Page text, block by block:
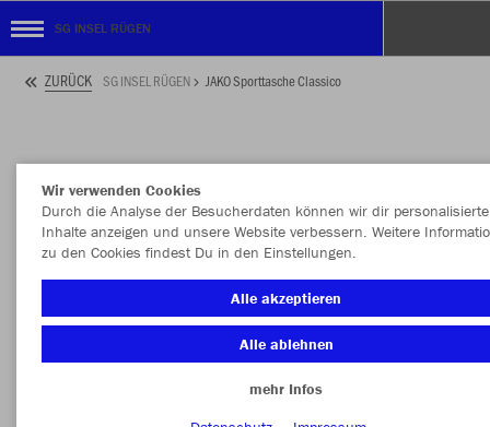
SG INSEL RÜGEN
ZURÜCK SG INSEL RÜGEN JAKO Sporttasche Classico
Wir verwenden Cookies
Durch die Analyse der Besucherdaten können wir dir personalisierte
Inhalte anzeigen und unsere Website verbessern. Weitere
zu den Cookies findest Du in den Einstellungen.
Alle akzeptieren
Alle ablehnen
mehr Infos